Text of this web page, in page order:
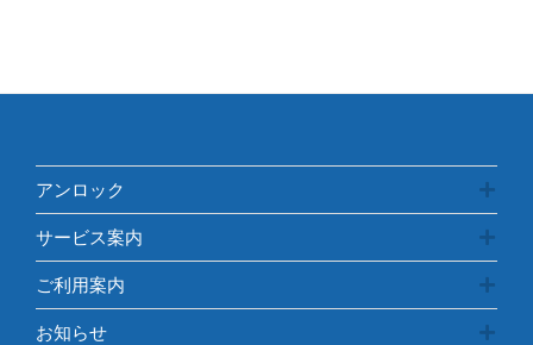
アンロック
サービス案内
ご利用案内
お知らせ